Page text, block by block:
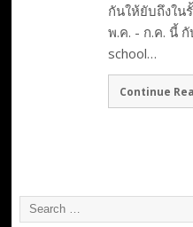
กันให้ยับถึงใน
พ.ค. - ก.ค. นี้ กั
school…
Continue